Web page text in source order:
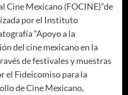
Cine Mexicano (FOCINE)”de
por el Instituto
“Apoyo a la
del cine mexicano en la
de festivales y muestras
el Fideicomiso para la
de Cine Mexicano,